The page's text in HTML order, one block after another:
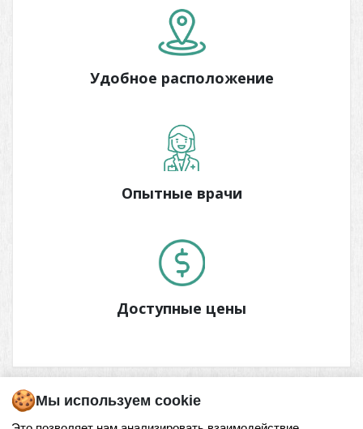
Удобное расположение
Опытные врачи
Доступные цены
Мы используем cookie